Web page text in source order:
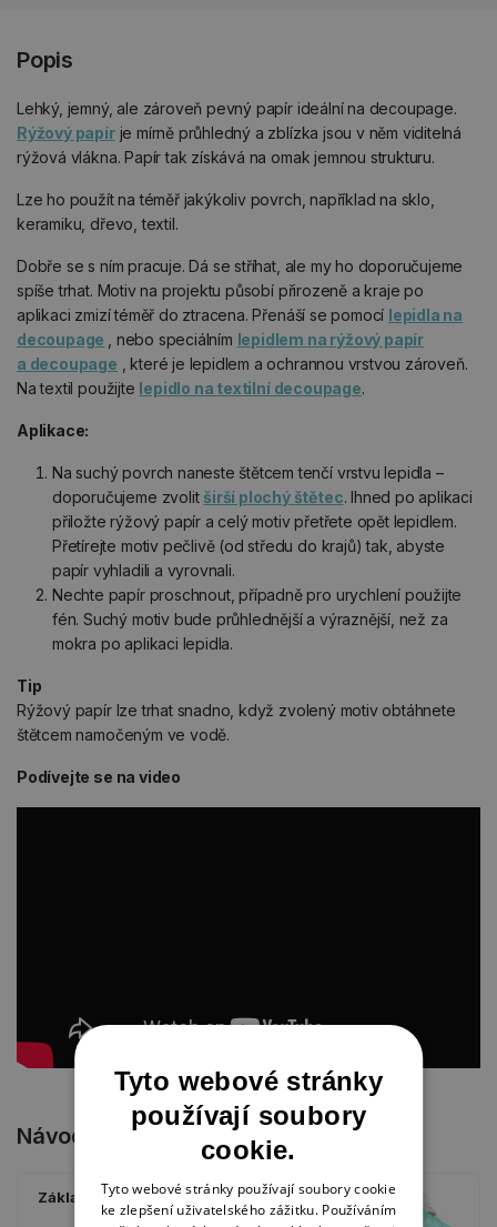
Popis
Lehký, jemný, ale zároveň pevný papír ideální na decoupage.
Rýžový papírje mírně průhledný a zblízka jsou v něm viditelná
rýžová vlákna. Papír tak získává na omak jemnou strukturu.
Lze ho použít na téměř jakýkoliv povrch, například na sklo,
keramiku, dřevo, textil.
Dobře se s ním pracuje. Dá se stříhat, ale my ho doporučujeme
spíše trhat. Motiv na projektu působí přirozeně a kraje po
aplikaci zmizí téměř do ztracena. Přenáší se pomocí lepidla na
decoupage
, nebo speciálním lepidlem na rýžový papír
a decoupage , které je lepidlem a ochrannou vrstvou zároveň.
Na textil použijte lepidlo na textilní decoupage.
Aplikace:
Na suchý povrch naneste štětcem tenčí vrstvu lepidla –
doporučujeme zvolit širší plochý štětec. Ihned po aplikaci
přiložte rýžový papír a celý motiv přetřete opět lepidlem.
Přetírejte motiv pečlivě (od středu do krajů) tak, abyste
papír vyhladili a vyrovnali.
Nechte papír proschnout, případně pro urychlení použijte
fén. Suchý motiv bude průhlednější a výraznější, než za
mokra po aplikaci lepidla.
Tip
Rýžový papír lze trhat snadno, když zvolený motiv obtáhnete
štětcem namočeným ve vodě.
Podívejte se na video
Návody
Základní techniky
Tyto webové stránky
používají soubory
cookie.
Tyto webové stránky používají soubory cookie
ke zlepšení uživatelského zážitku. Používáním